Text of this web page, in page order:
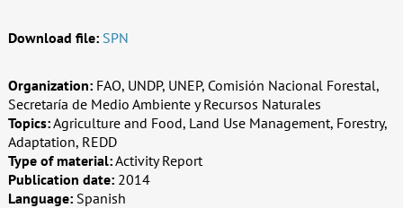
Download file: SPN
Organization: FAO, UNDP, UNEP, Comisión Nacional Forestal,
Secretaría de Medio Ambiente y Recursos Naturales
Topics:Agriculture and Food, Land Use Management, Forestry,
Adaptation, REDD
Type of material:Activity Report
Publication date: 2014
Language: Spanish